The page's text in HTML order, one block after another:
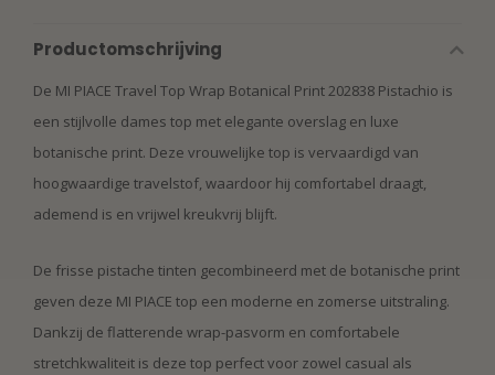
Productomschrijving
De MI PIACE Travel Top Wrap Botanical Print 202838 Pistachio is
een stijlvolle dames top met elegante overslag en luxe
botanische print. Deze vrouwelijke top is vervaardigd van
hoogwaardige travelstof, waardoor hij comfortabel draagt,
ademend is en vrijwel kreukvrij blijft.
De frisse pistache tinten gecombineerd met de botanische print
geven deze MI PIACE top een moderne en zomerse uitstraling.
Dankzij de flatterende wrap-pasvorm en comfortabele
stretchkwaliteit is deze top perfect voor zowel casual als